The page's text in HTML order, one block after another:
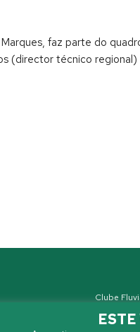
faz parte do
(director técnico
Clube